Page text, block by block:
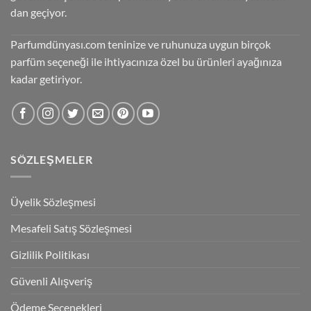
dan geçiyor.
Parfumdünyası.com teninize ve ruhunuza uygun birçok
parfüm seçeneği ile ihtiyacınıza özel bu ürünleri ayağınıza
kadar getiriyor.
SÖZLEŞMELER
Üyelik Sözleşmesi
Mesafeli Satış Sözleşmesi
Gizlilik Politikası
Güvenli Alışveriş
Ödeme Seçenekleri